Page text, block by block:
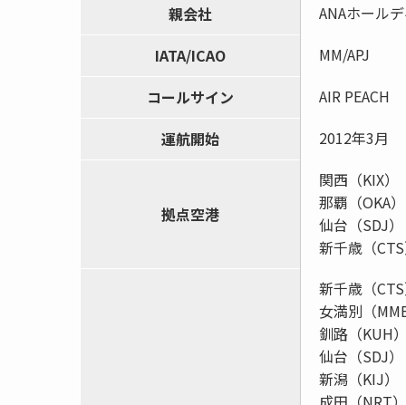
親会社
ANAホール
IATA/ICAO
MM/APJ
コールサイン
AIR PEACH
運航開始
2012年3月
拠点空港
関西（KIX）
那覇（OKA）
仙台（SDJ）
新千歳（CTS
新千歳（CTS
女満別（MMB
釧路（KUH）
仙台（SDJ）
新潟（KIJ）